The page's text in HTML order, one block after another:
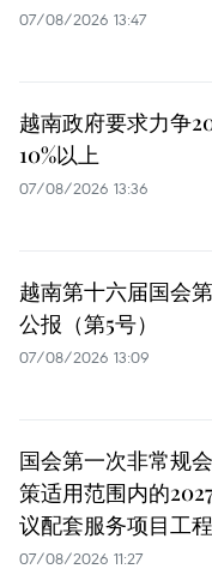
07/08/2026 13:47
越南政府要求力争
10%以上
07/08/2026 13:36
越南第十六届国会
公报（第5号）
07/08/2026 13:09
国会第一次非常规
策适用范围内的
议配套服务项目工
07/08/2026 11:27